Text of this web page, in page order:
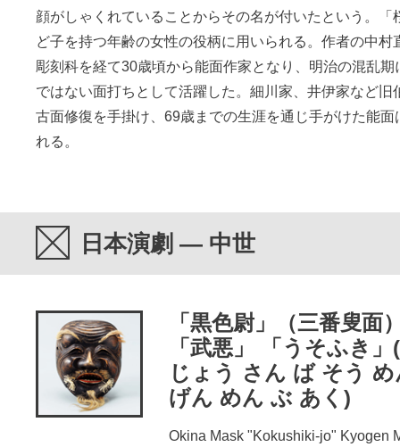
顔がしゃくれていることからその名が付いたという。「
ど子を持つ年齢の女性の役柄に用いられる。作者の中村
彫刻科を経て30歳頃から能面作家となり、明治の混乱
ではない面打ちとして活躍した。細川家、井伊家など旧
古面修復を手掛け、69歳までの生涯を通じ手がけた能
れる。
日本演劇 — 中世
「黒色尉」（三番叟
「武悪」 「うそふき
じょう さん ば そう
げん めん ぶ あく)
Okina Mask "Kokushiki-jo" Kyogen